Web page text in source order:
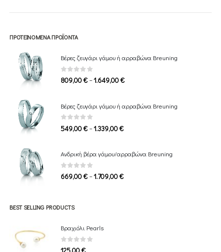
ΠΡΟΤΕΙΝΌΜΕΝΑ ΠΡΟΪΌΝΤΑ
Βέρες ζευγάρι γάμου ή αρραβώνα Breuning
0out of 5
809,00€–1.649,00€Price
through
Βέρες ζευγάρι γάμου ή αρραβώνα Breuning
0 out of 5
549,00€–1.339,00€Price
through
Ανδρική βέρα γάμου/αρραβώνα Breuning
0 out of 5
669,00€–1.709,00€Price
BEST SELLING PRODUCTS
Βραχιόλι Pearls
0out of 5